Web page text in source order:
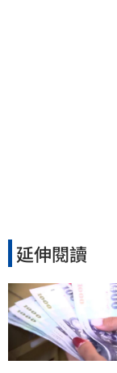
延伸閱讀